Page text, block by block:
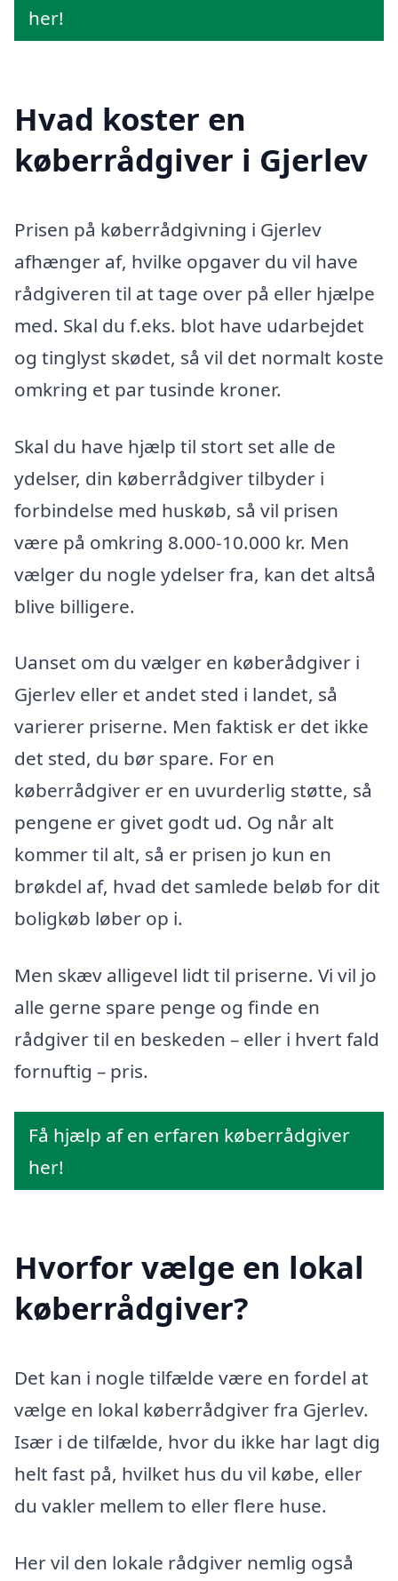
her!
Hvad koster en
køberrådgiver i Gjerlev
Prisen på køberrådgivning i Gjerlev
afhænger af, hvilke opgaver du vil have
rådgiveren til at tage over på eller hjælpe
med. Skal du f.eks. blot have udarbejdet
og tinglyst skødet, så vil det normalt koste
omkring et par tusinde kroner.
Skal du have hjælp til stort set alle de
ydelser, din køberrådgiver tilbyder i
forbindelse med huskøb, så vil prisen
være på omkring 8.000-10.000 kr. Men
vælger du nogle ydelser fra, kan det altså
blive billigere.
Uanset om du vælger en køberådgiver i
Gjerlev eller et andet sted i landet, så
varierer priserne. Men faktisk er det ikke
det sted, du bør spare. For en
køberrådgiver er en uvurderlig støtte, så
pengene er givet godt ud. Og når alt
kommer til alt, så er prisen jo kun en
brøkdel af, hvad det samlede beløb for dit
boligkøb løber op i.
Men skæv alligevel lidt til priserne. Vi vil jo
alle gerne spare penge og finde en
rådgiver til en beskeden – eller i hvert fald
fornuftig – pris.
Få hjælp af en erfaren køberrådgiver
her!
Hvorfor vælge en lokal
køberrådgiver?
Det kan i nogle tilfælde være en fordel at
vælge en lokal køberrådgiver fra Gjerlev.
Især i de tilfælde, hvor du ikke har lagt dig
helt fast på, hvilket hus du vil købe, eller
du vakler mellem to eller flere huse.
Her vil den lokale rådgiver nemlig også